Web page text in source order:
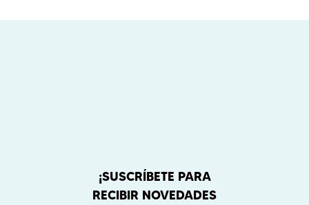
¡SUSCRÍBETE PARA
RECIBIR NOVEDADES